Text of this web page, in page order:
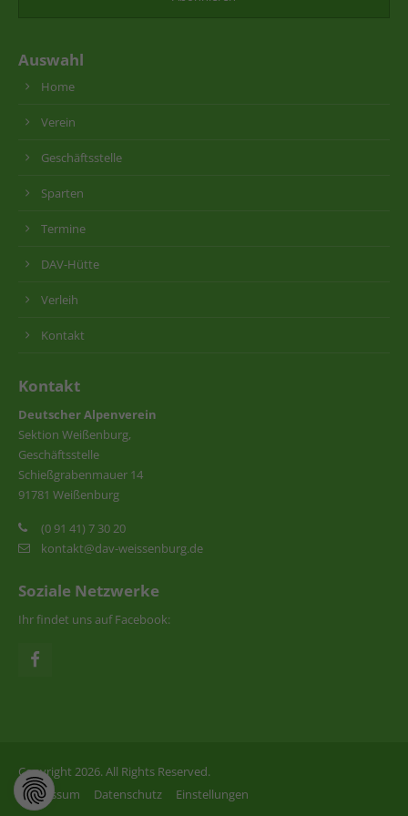
Auswahl
Home
Verein
Geschäftsstelle
Sparten
Termine
DAV-Hütte
Verleih
Kontakt
Kontakt
Deutscher Alpenverein
Sektion Weißenburg,
Geschäftsstelle
Schießgrabenmauer 14
91781 Weißenburg
(0 91 41) 7 30 20
kontakt@dav-weissenburg.de
Soziale Netzwerke
Ihr findet uns auf Facebook:
Copyright 2026. All Rights Reserved.
Impressum
Datenschutz Einstellungen